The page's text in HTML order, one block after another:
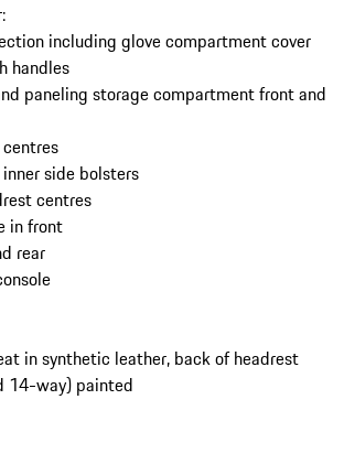
including glove compartment cover
handles
paneling storage compartment front and
side bolsters
centres
in front
rear
in synthetic leather, back of headrest
14-way) painted